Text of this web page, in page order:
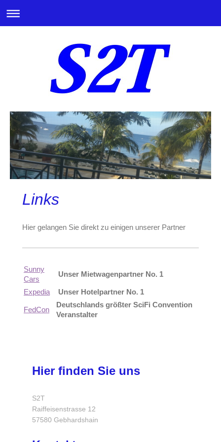
Links
Hier gelangen Sie direkt zu einigen unserer Partner
Sunny
Cars
Unser Mietwagenpartner No. 1
Expedia Unser Hotelpartner No. 1
FedCon
Deutschlands größter SciFi Convention
Veranstalter
Hier finden Sie uns
S2T
Raiffeisenstrasse 12
57580 Gebhardshain